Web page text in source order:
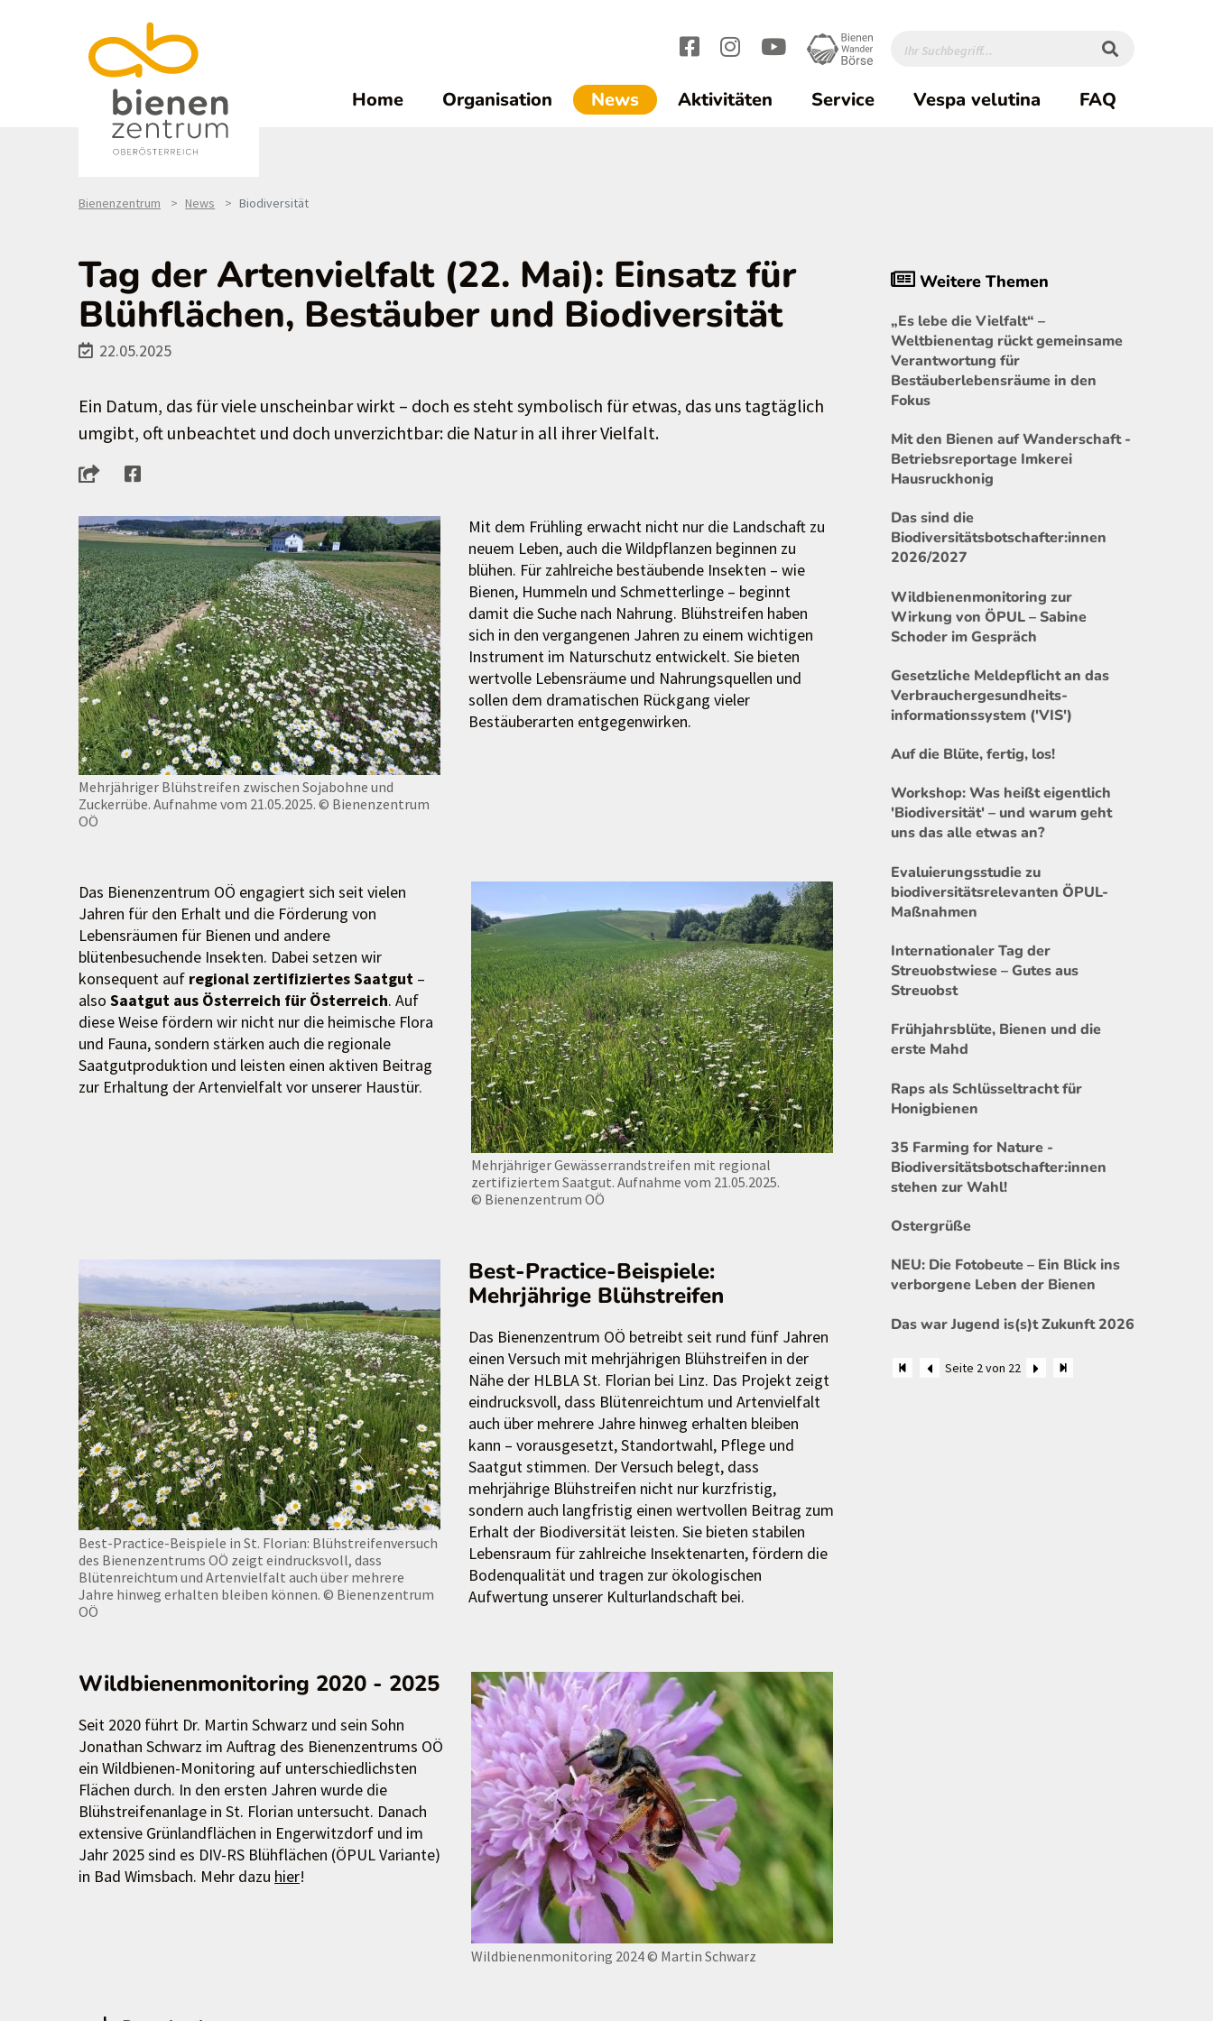
Home Organisation News(current)1
Aktivitäten Service Vespa velutina FAQ
Bienenzentrum News Biodiversität
Tag der Artenvielfalt (22. Mai): Einsatz für
Blühflächen, Bestäuber und Biodiversität
22.05.2025
Ein Datum, das für viele unscheinbar wirkt – doch es steht symbolisch für etwas, das uns tagtäglich
umgibt, oft unbeachtet und doch unverzichtbar: die Natur in all ihrer Vielfalt.
Mehrjähriger Blühstreifen zwischen Sojabohne und
Zuckerrübe. Aufnahme vom 21.05.2025. © Bienenzentrum
OÖ
Mit dem Frühling erwacht nicht nur die Landschaft zu
neuem Leben, auch die Wildpflanzen beginnen zu
blühen. Für zahlreiche bestäubende Insekten – wie
Bienen, Hummeln und Schmetterlinge – beginnt
damit die Suche nach Nahrung. Blühstreifen haben
sich in den vergangenen Jahren zu einem wichtigen
Instrument im Naturschutz entwickelt. Sie bieten
wertvolle Lebensräume und Nahrungsquellen und
sollen dem dramatischen Rückgang vieler
Bestäuberarten entgegenwirken.
Mehrjähriger Gewässerrandstreifen mit regional
zertifiziertem Saatgut. Aufnahme vom 21.05.2025.
© Bienenzentrum OÖ
Das Bienenzentrum OÖ engagiert sich seit vielen
Jahren für den Erhalt und die Förderung von
Lebensräumen für Bienen und andere
blütenbesuchende Insekten. Dabei setzen wir
konsequent auf regional zertifiziertes Saatgut –
also Saatgut aus Österreich für Österreich. Auf
diese Weise fördern wir nicht nur die heimische Flora
und Fauna, sondern stärken auch die regionale
Saatgutproduktion und leisten einen aktiven Beitrag
zur Erhaltung der Artenvielfalt vor unserer Haustür.
Best-Practice-Beispiele in St. Florian: Blühstreifenversuch
des Bienenzentrums OÖ zeigt eindrucksvoll, dass
Blütenreichtum und Artenvielfalt auch über mehrere
Jahre hinweg erhalten bleiben können. © Bienenzentrum
OÖ
Best-Practice-Beispiele:
Mehrjährige Blühstreifen
Das Bienenzentrum OÖ betreibt seit rund fünf Jahren
einen Versuch mit mehrjährigen Blühstreifen in der
Nähe der HLBLA St. Florian bei Linz. Das Projekt zeigt
eindrucksvoll, dass Blütenreichtum und Artenvielfalt
auch über mehrere Jahre hinweg erhalten bleiben
kann – vorausgesetzt, Standortwahl, Pflege und
Saatgut stimmen. Der Versuch belegt, dass
mehrjährige Blühstreifen nicht nur kurzfristig,
sondern auch langfristig einen wertvollen Beitrag zum
Erhalt der Biodiversität leisten. Sie bieten stabilen
Lebensraum für zahlreiche Insektenarten, fördern die
Bodenqualität und tragen zur ökologischen
Aufwertung unserer Kulturlandschaft bei.
Wildbienenmonitoring 2024© Martin Schwarz
Wildbienenmonitoring 2020 - 2025
Seit 2020 führt Dr. Martin Schwarz und sein Sohn
Jonathan Schwarz im Auftrag des Bienenzentrums OÖ
ein Wildbienen-Monitoring auf unterschiedlichsten
Flächen durch. In den ersten Jahren wurde die
Blühstreifenanlage in St. Florian untersucht. Danach
extensive Grünlandflächen in Engerwitzdorf und im
Jahr 2025 sind es DIV-RS Blühflächen (ÖPUL Variante)
in Bad Wimsbach. Mehr dazu hier!
Weitere Themen
„Es lebe die Vielfalt“ –
Weltbienentag rückt gemeinsame
Verantwortung für
Bestäuberlebensräume in den
Fokus
Mit den Bienen auf Wanderschaft -
Betriebsreportage Imkerei
Hausruckhonig
Das sind die
Biodiversitätsbotschafter:innen
2026/2027
Wildbienenmonitoring zur
Wirkung von ÖPUL – Sabine
Schoder im Gespräch
Gesetzliche Meldepflicht an das
Verbrauchergesundheits-
informationssystem ('VIS')
Auf die Blüte, fertig, los!
Workshop: Was heißt eigentlich
'Biodiversität' – und warum geht
uns das alle etwas an?
Evaluierungsstudie zu
biodiversitätsrelevanten ÖPUL-
Maßnahmen
Internationaler Tag der
Streuobstwiese – Gutes aus
Streuobst
Frühjahrsblüte, Bienen und die
erste Mahd
Raps als Schlüsseltracht für
Honigbienen
35 Farming for Nature -
Biodiversitätsbotschafter:innen
stehen zur Wahl!
Ostergrüße
NEU: Die Fotobeute – Ein Blick ins
verborgene Leben der Bienen
Das war Jugend is(s)t Zukunft 2026
Seite 2 von 22